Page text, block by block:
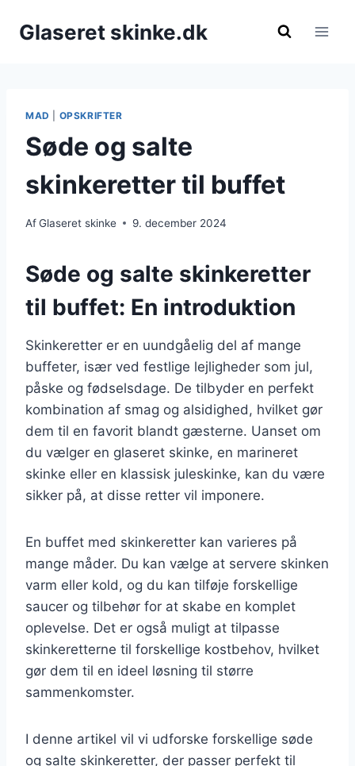
Glaseret skinke.dk
MAD OPSKRIFTER
Søde og salte
skinkeretter til buffet
AfGlaseret skinke 9. december 2024
Søde og salte skinkeretter
til buffet: En introduktion
Skinkeretter er en uundgåelig del af mange
buffeter, især ved festlige lejligheder som jul,
påske og fødselsdage. De tilbyder en perfekt
kombination af smag og alsidighed, hvilket gør
dem til en favorit blandt gæsterne. Uanset om
du vælger en glaseret skinke, en marineret
skinke eller en klassisk juleskinke, kan du være
sikker på, at disse retter vil imponere.
En buffet med skinkeretter kan varieres på
mange måder. Du kan vælge at servere skinken
varm eller kold, og du kan tilføje forskellige
saucer og tilbehør for at skabe en komplet
oplevelse. Det er også muligt at tilpasse
skinkeretterne til forskellige kostbehov, hvilket
gør dem til en ideel løsning til større
sammenkomster.
I denne artikel vil vi udforske forskellige søde
og salte skinkeretter, der passer perfekt til